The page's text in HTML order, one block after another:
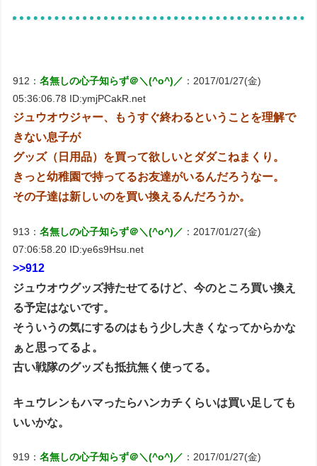
912：名無しの心子知らず＠＼(^o^)／ ：2017/01/27(金)
05:36:06.78 ID:ymjPCakR.net
ジュウオウジャー、もうすぐ終わるということを理解で
きない息子が
グッズ（日用品）を買って欲しいとダダこねまくり。
きっと幼稚園で持ってるお友達がいるんだろうなー。
その子達は新しいのを買い換えるんだろうか。
913：名無しの心子知らず＠＼(^o^)／ ：2017/01/27(金)
07:06:58.20 ID:ye6s9Hsu.net
>>912
ジュウオウグッズ持たせてるけど、今のところ買い換え
る予定はないです。
そういうの気にするのはもう少し大きくなってからかな
ぁと思ってるよ。
古い戦隊のグッズも抵抗無く使ってる。
キュウレンもハマったらハンカチくらいは買い足しても
いいかな。
919：名無しの心子知らず＠＼(^o^)／ ：2017/01/27(金)